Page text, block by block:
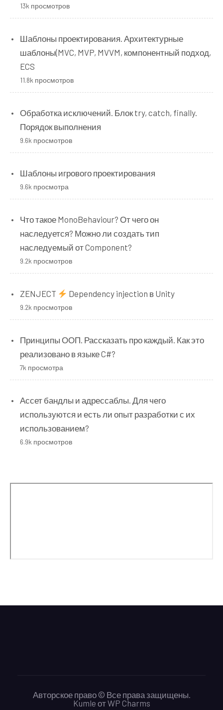
13k просмотров
Шаблоны проектирования. Архитектурные
шаблоны(MVC, MVP, MVVM, компонентный подход,
ECS
11.8k просмотров
Обработка исключений. Блок try, catch, finally.
Порядок выполнения
9.6k просмотров
Шаблоны игрового проектирования
9.6k просмотра
Что такое MonoBehaviour? От чего он
наследуется? Можно ли создать тип
наследуемый от Component?
9.2k просмотров
ZENJECT Dependency injection в Unity
9.2k просмотров
Принципы ООП. Рассказать про каждый. Как это
реализовано в языке C#?
7k просмотра
Ассет бандлы и адрессаблы. Для чего
используются и есть ли опыт разработки с их
использованием?
6.9k просмотров
Авторское право © Все права защищены.
Kumle отWP Charms